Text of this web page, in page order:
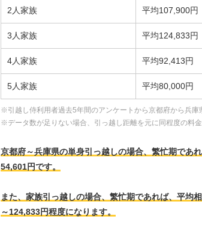
2人家族 平均107,900円
3人家族 平均124,833円
4人家族 平均92,413円
5人家族 平均80,000円
※引越し侍利用者過去5年間のアンケートから京都府から兵庫
※データ数が足りない場合、引っ越し距離を元に同程度の料
京都府～兵庫県の単身引っ越しの場合、繁忙期であ
54,601円です。
また、家族引っ越しの場合、繁忙期であれば、平均
～124,833円程度になります。